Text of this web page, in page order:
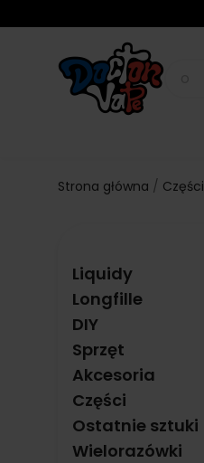
Strona główna Części
Liquidy
Longfille
DIY
Sprzęt
Akcesoria
Części
Ostatnie sztuki
Wielorazówki